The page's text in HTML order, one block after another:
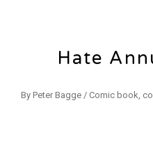
Hate
By Peter Bagge / Comic book,